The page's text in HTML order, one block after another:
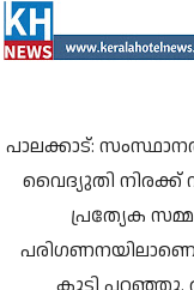
പാലക്കാട്:
വൈദ്യുതി നിരക്ക്
പ്രത്യേക